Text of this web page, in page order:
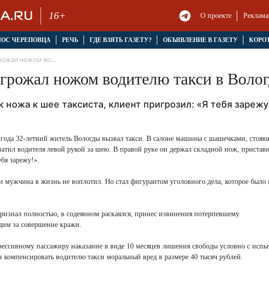
16+ О проекте Реклама
ЧЕРЕПОВЦА РЕЧЬ ГДЕ ВЗЯТЬ ГАЗЕТУ? ОБЪЯВЛЕНИЕ В ГАЗЕТУ
ножом во...
ножом водителю такси в
ножа к шее таксиста, клиент пригрозил: «Я тебя
32-летний житель Вологды вызвал такси. В салоне машины с шашечками,
водителя левой рукой за шею. В правой руке он держал складной нож,
зарежу!».
мужчина в жизнь не воплотил. Но стал фигурантом уголовного дела, которое было
полностью, в содеянном раскаялся, принес извинения потерпевшему.
за совершение кражи.
пассажиру наказание в виде 10 месяцев лишения свободы условно с
водителю такси моральный вред в размере 40 тысяч рублей.